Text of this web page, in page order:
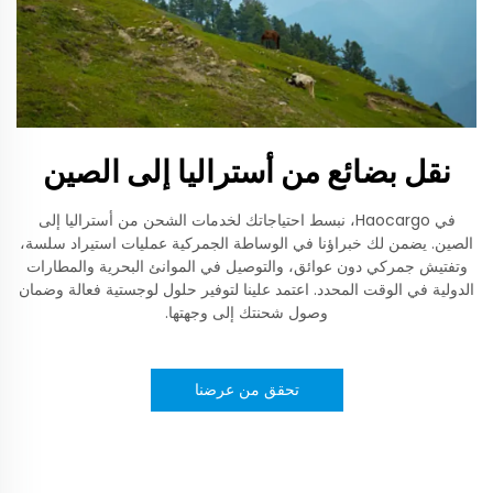
نقل بضائع من أستراليا إلى الصين
في Haocargo، نبسط احتياجاتك لخدمات الشحن من أستراليا إلى
الصين. يضمن لك خبراؤنا في الوساطة الجمركية عمليات استيراد سلسة،
وتفتيش جمركي دون عوائق، والتوصيل في الموانئ البحرية والمطارات
الدولية في الوقت المحدد. اعتمد علينا لتوفير حلول لوجستية فعالة وضمان
وصول شحنتك إلى وجهتها.
تحقق من عرضنا